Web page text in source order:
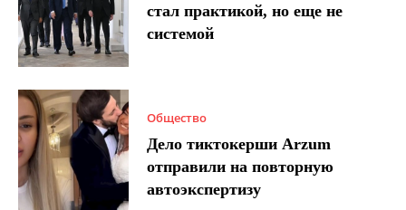
стал практикой, но еще не
системой
Общество
Дело тиктокерши Arzum
отправили на повторную
автоэкспертизу